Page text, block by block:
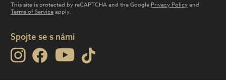
This site is protected by reCAPTCHA and the Google Privacy Policyand
Terms of Serviceapply.
Spojte se s námi